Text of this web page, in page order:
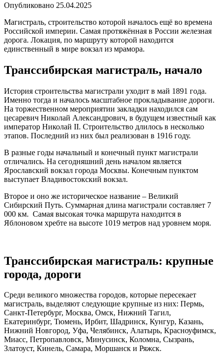
Опубликовано 25.04.2025
Магистраль, строительство которой началось ещё во времена
Российской империи. Самая протяжённая в России железная
дорога. Локация, по маршруту которой находится
единственный в мире вокзал из мрамора.
Транссибирская магистраль, начало
История строительства магистрали уходит в май 1891 года.
Именно тогда и началось масштабное прокладывание дороги.
На торжественном мероприятии закладки находился сам
цесаревич Николай Александрович, в будущем известный как
император Николай II. Строительство длилось в несколько
этапов. Последний из них был реализован в 1916 году.
В разные годы начальный и конечный пункт магистрали
отличались. На сегодняшний день началом является
Ярославский вокзал города Москвы. Конечным пунктом
выступает Владивостокский вокзал.
Второе и оно же историческое название – Великий
Сибирский Путь. Суммарная длина магистрали составляет 7
000 км. Самая высокая точка маршрута находится в
Яблоновом хребте на высоте 1019 метров над уровнем моря.
Транссибирская магистраль: крупные
города, дороги
Среди великого множества городов, которые пересекает
магистраль, выделяют следующие крупные из них: Пермь,
Санкт-Петербург, Москва, Омск, Нижний Тагил,
Екатеринбург, Тюмень, Ирбит, Шадринск, Кунгур, Казань,
Нижний Новгород, Уфа, Челябинск, Алатырь, Красноуфимск,
Миасс, Петропавловск, Минусинск, Коломна, Сызрань,
Златоуст, Кинель, Самара, Моршанск и Ряжск.